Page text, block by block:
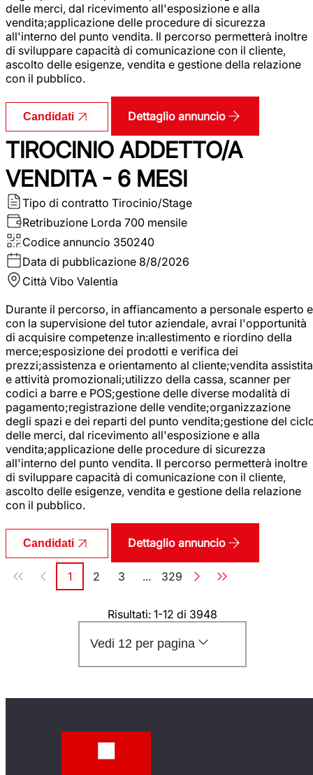
delle merci, dal ricevimento all'esposizione e alla
vendita;applicazione delle procedure di sicurezza
all'interno del punto vendita. Il percorso permetterà inoltre
di sviluppare capacità di comunicazione con il cliente,
ascolto delle esigenze, vendita e gestione della relazione
con il pubblico.
Candidati Dettaglio annuncio
TIROCINIO ADDETTO/A
VENDITA - 6 MESI
Tipo di contratto Tirocinio/Stage
Retribuzione Lorda 700 mensile
Codice annuncio 350240
Data di pubblicazione 8/8/2026
Città Vibo Valentia
Durante il percorso, in affiancamento a personale esperto e
con la supervisione del tutor aziendale, avrai l'opportunità
di acquisire competenze in:allestimento e riordino della
merce;esposizione dei prodotti e verifica dei
prezzi;assistenza e orientamento al cliente;vendita assistita
e attività promozionali;utilizzo della cassa, scanner per
codici a barre e POS;gestione delle diverse modalità di
pagamento;registrazione delle vendite;organizzazione
degli spazi e dei reparti del punto vendita;gestione del
delle merci, dal ricevimento all'esposizione e alla
vendita;applicazione delle procedure di sicurezza
all'interno del punto vendita. Il percorso permetterà inoltre
di sviluppare capacità di comunicazione con il cliente,
ascolto delle esigenze, vendita e gestione della relazione
con il pubblico.
Candidati Dettaglio annuncio
Paginazione
Pagina
1 Pagina
2 Pagina
3 ... Pagina
329
Risultati: 1-12 di 3948
Vedi 12 per pagina